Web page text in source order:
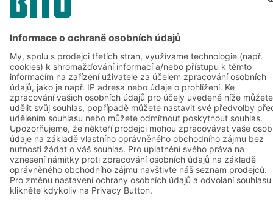
Dopravní systémy
Naše služby
Společnost
O nás
Naše celosvětová síť
Naše závody
Sledujte nás
ABIT OF
YOUR LIFE.